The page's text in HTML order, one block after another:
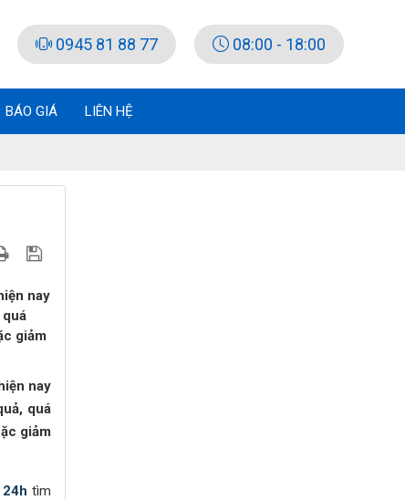
0945 81 88 77 08:00 - 18:00
BÁO GIÁ LIÊN HỆ
nay
giảm
nay
quá
giảm
tìm